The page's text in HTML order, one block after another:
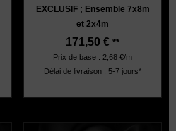
EXCLUSIF ; Ensemble 7x8m
et 2x4m
171,50 € **
Prix de base : 2,68 €/m
Délai de livraison : 5-7 jours*